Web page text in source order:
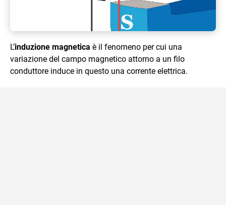
L’induzione magnetica è il fenomeno per cui una
variazione del campo magnetico attorno a un filo
conduttore induce in questo una corrente elettrica.